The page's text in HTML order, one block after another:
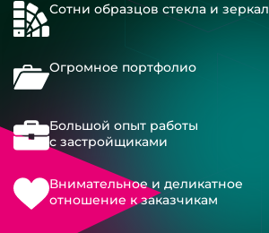
Сотни образцов стекла и зеркал
Огромное портфолио
Большой опыт работы
с застройщиками
Внимательное и деликатное
отношение к заказчикам